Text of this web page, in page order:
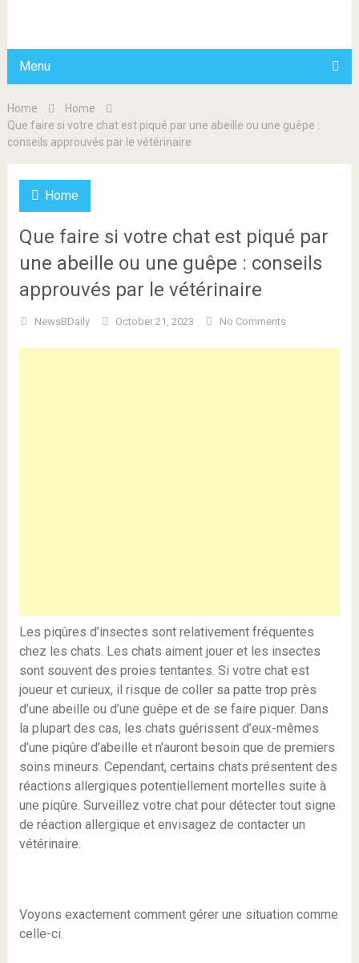
Menu
Home
Home
Que faire si votre chat est piqué par une abeille ou une guêpe :
conseils approuvés par le vétérinaire
Home
Que faire si votre chat est piqué par
une abeille ou une guêpe : conseils
approuvés par le vétérinaire
NewsBDaily October 21, 2023 No Comments
Les piqûres d’insectes sont relativement fréquentes
chez les chats. Les chats aiment jouer et les insectes
sont souvent des proies tentantes. Si votre chat est
joueur et curieux, il risque de coller sa patte trop près
d’une abeille ou d’une guêpe et de se faire piquer. Dans
la plupart des cas, les chats guérissent d’eux-mêmes
d’une piqûre d’abeille et n’auront besoin que de premiers
soins mineurs. Cependant, certains chats présentent des
réactions allergiques potentiellement mortelles suite à
une piqûre. Surveillez votre chat pour détecter tout signe
de réaction allergique et envisagez de contacter un
vétérinaire.
Voyons exactement comment gérer une situation comme
celle-ci.